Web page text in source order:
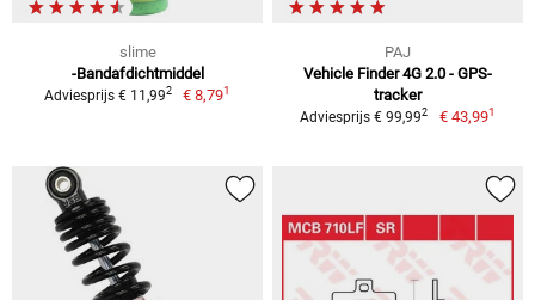
slime
-Bandafdichtmiddel
Adviesprijs € 11,992 € 8,791
PAJ
Vehicle Finder 4G 2.0 - GPS-
tracker
Adviesprijs € 99,992 € 43,991